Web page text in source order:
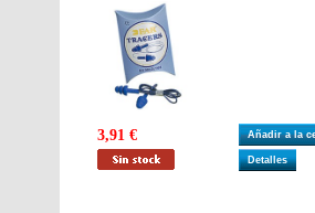
3,91 € Añadir a la
Detalles